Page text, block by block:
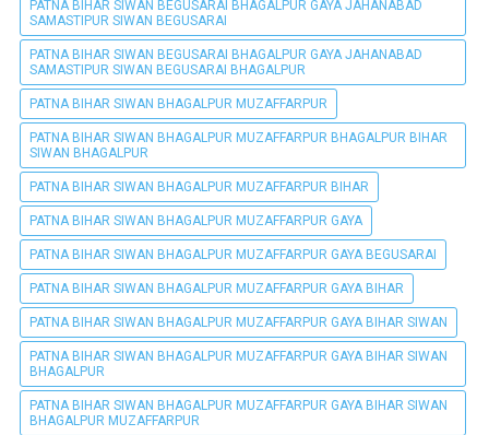
PATNA BIHAR SIWAN BEGUSARAI BHAGALPUR GAYA JAHANABAD
SAMASTIPUR SIWAN BEGUSARAI
PATNA BIHAR SIWAN BEGUSARAI BHAGALPUR GAYA JAHANABAD
SAMASTIPUR SIWAN BEGUSARAI BHAGALPUR
PATNA BIHAR SIWAN BHAGALPUR MUZAFFARPUR
PATNA BIHAR SIWAN BHAGALPUR MUZAFFARPUR BHAGALPUR BIHAR
SIWAN BHAGALPUR
PATNA BIHAR SIWAN BHAGALPUR MUZAFFARPUR BIHAR
PATNA BIHAR SIWAN BHAGALPUR MUZAFFARPUR GAYA
PATNA BIHAR SIWAN BHAGALPUR MUZAFFARPUR GAYA BEGUSARAI
PATNA BIHAR SIWAN BHAGALPUR MUZAFFARPUR GAYA BIHAR
PATNA BIHAR SIWAN BHAGALPUR MUZAFFARPUR GAYA BIHAR SIWAN
PATNA BIHAR SIWAN BHAGALPUR MUZAFFARPUR GAYA BIHAR SIWAN
BHAGALPUR
PATNA BIHAR SIWAN BHAGALPUR MUZAFFARPUR GAYA BIHAR SIWAN
BHAGALPUR MUZAFFARPUR